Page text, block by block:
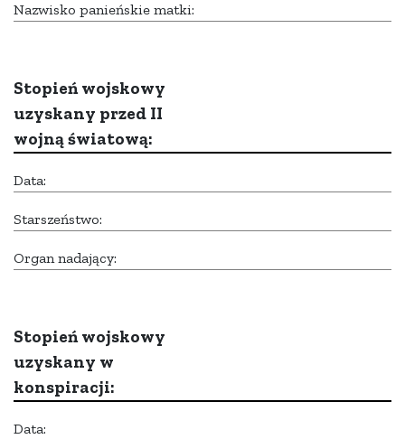
Nazwisko panieńskie matki:
Stopień wojskowy
uzyskany przed II
wojną światową:
Data:
Starszeństwo:
Organ nadający:
Stopień wojskowy
uzyskany w
konspiracji:
Data: